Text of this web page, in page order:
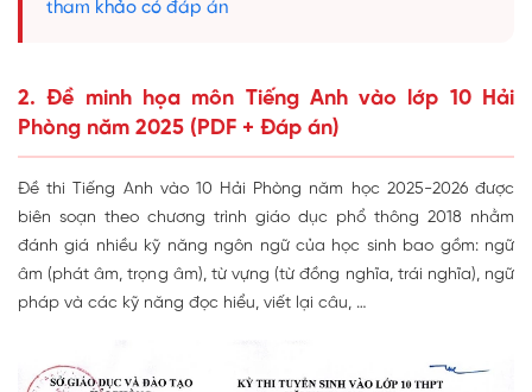
tham khảo có đáp án
2. Đề minh họa môn Tiếng Anh vào lớp 10 Hải
Phòng năm 2025 (PDF + Đáp án)
Đề thi Tiếng Anh vào 10 Hải Phòng năm học 2025-2026 được
biên soạn theo chương trình giáo dục phổ thông 2018 nhằm
đánh giá nhiều kỹ năng ngôn ngữ của học sinh bao gồm: ngữ
âm (phát âm, trọng âm), từ vựng (từ đồng nghĩa, trái nghĩa), ngữ
pháp và các kỹ năng đọc hiểu, viết lại câu, …